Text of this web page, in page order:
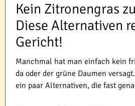
Kein Zitronengras
Diese Alternativen
Gericht!
Manchmal hat man einfach kein
da oder der grüne Daumen
ein paar Alternativen, die fast